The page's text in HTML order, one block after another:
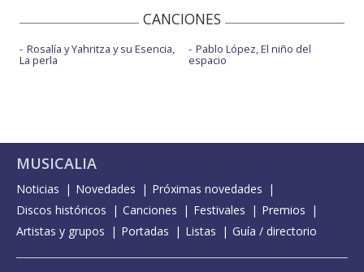
CANCIONES
Rosalía y Yahritza y su Esencia,
La perla
Pablo López, El niño del
espacio
MUSICALIA
Noticias Novedades
Próximas novedades
Discos históricos
Canciones Festivales
Premios
Artistas y grupos
Portadas Listas Guía / directorio